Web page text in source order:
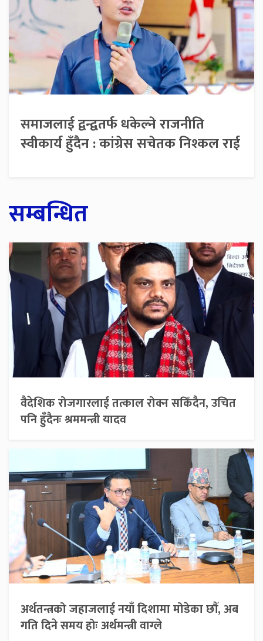
समाजलाई द्वन्द्वतर्फ धकेल्ने राजनीति
स्वीकार्य हुँदैन : कांग्रेस सचेतक निश्कल राई
सम्बन्धित
वैदेशिक रोजगारलाई तत्काल रोक्न सकिँदैन, उचित
पनि हुँदैनः श्रममन्त्री यादव
अर्थतन्त्रको जहाजलाई नयाँ दिशामा मोडेका छौँ, अब
गति दिने समय होः अर्थमन्त्री वाग्ले